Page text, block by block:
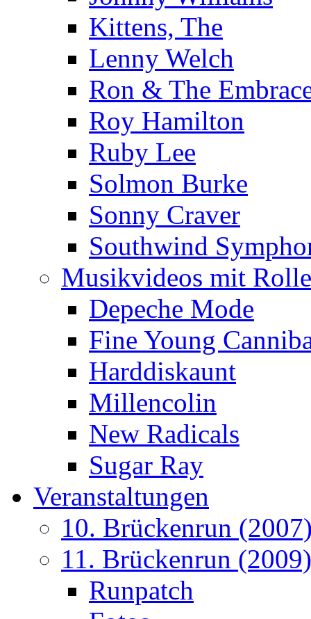
Kittens, The
Lenny Welch
Ron & The
Roy Hamilton
Ruby Lee
Solmon Burke
Sonny Craver
Southwind
Musikvideos mit
Depeche Mode
Fine Young
Harddiskaunt
Millencolin
New Radicals
Sugar Ray
Veranstaltungen
10. Brückenrun
11. Brückenrun (2009)
Runpatch